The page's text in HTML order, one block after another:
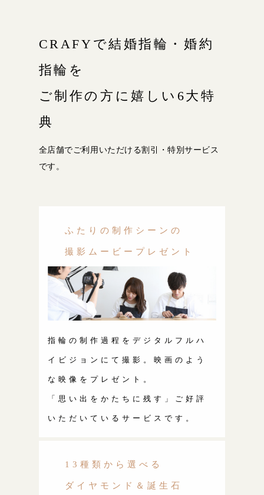
CRAFYで結婚指輪・婚約
指輪を
ご制作の方に嬉しい6大特
典
全店舗でご利用いただける割引・特別サービス
です。
ふたりの制作シーンの
撮影ムービープレゼント
指輪の制作過程をデジタルフルハ
イビジョンにて撮影。映画のよう
な映像をプレゼント。
「思い出をかたちに残す」ご好評
いただいているサービスです。
13種類から選べる
ダイヤモンド＆誕生石